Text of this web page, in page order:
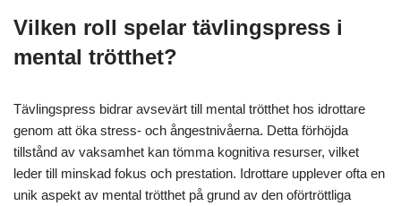
Vilken roll spelar tävlingspress i
mental trötthet?
Tävlingspress bidrar avsevärt till mental trötthet hos idrottare
genom att öka stress- och ångestnivåerna. Detta förhöjda
tillstånd av vaksamhet kan tömma kognitiva resurser, vilket
leder till minskad fokus och prestation. Idrottare upplever ofta en
unik aspekt av mental trötthet på grund av den oförtröttliga